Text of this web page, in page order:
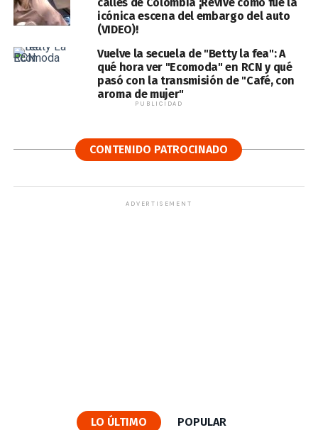
calles de Colombia ¡Revive cómo fue la
icónica escena del embargo del auto
(VIDEO)!
Vuelve la secuela de "Betty la fea": A
qué hora ver "Ecomoda" en RCN y qué
pasó con la transmisión de "Café, con
aroma de mujer"
PUBLICIDAD
CONTENIDO PATROCINADO
ADVERTISEMENT
LO ÚLTIMO POPULAR